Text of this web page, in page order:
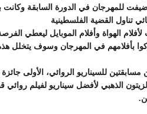
للمهرجان في الدورة السابقة
القضية الفلسطينية
الهواة وأفلام الموبايل ليعطي
بأفلامهم في المهرجان وسوف يتخلل
مسابقتين للسيناريو الروائي، الأولى
الذهبي لأفضل سيناريو لفيلم
المسرح
جدا أن يتواصل
بوزيان للمسرح